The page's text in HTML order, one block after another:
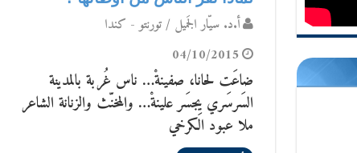
أ.د. سيّار الجَميل / تورنتو - كندا
04/10/2015
ضاعَت لحانا، صفينةْ… ناس غُربة بالمدينة
السَرسَري يِجسَر علينةْ… والمخنّث والزنانة الشاعر
ملا عبود الكرخي